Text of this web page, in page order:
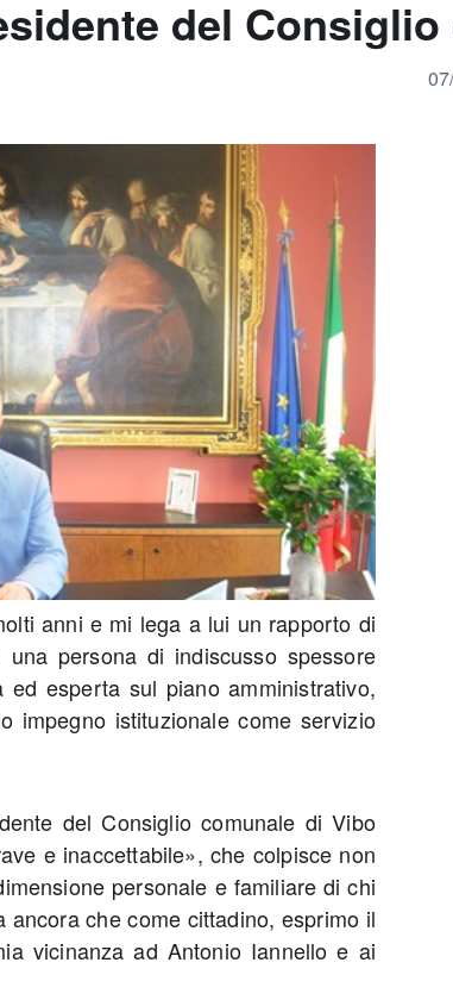
del
anni e mi lega a lui un rapporto di
persona di indiscusso spessore
ed esperta sul piano amministrativo,
impegno istituzionale come servizio
del Consiglio comunale di Vibo
e inaccettabile», che colpisce non
personale e familiare di chi
che come cittadino, esprimo il
vicinanza ad Antonio Iannello e ai